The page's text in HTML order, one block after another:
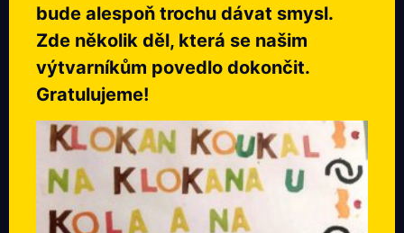
bude alespoň trochu dávat smysl.
Zde několik děl, která se našim
výtvarníkům povedlo dokončit.
Gratulujeme!